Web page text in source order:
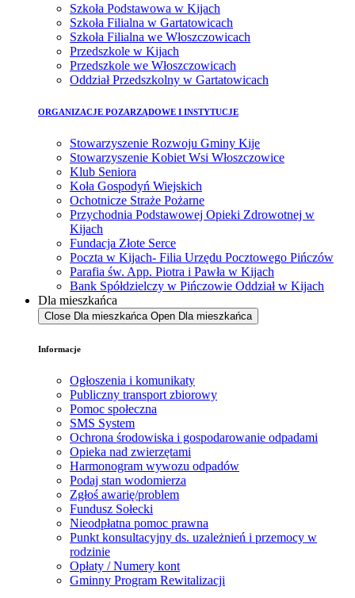
Szkoła Podstawowa w Kijach
Szkoła Filialna w Gartatowicach
Szkoła Filialna we Włoszczowicach
Przedszkole w Kijach
Przedszkole we Włoszczowicach
Oddział Przedszkolny w Gartatowicach
ORGANIZACJE POZARZĄDOWE I INSTYTUCJE
Stowarzyszenie Rozwoju Gminy Kije
Stowarzyszenie Kobiet Wsi Włoszczowice
Klub Seniora
Koła Gospodyń Wiejskich
Ochotnicze Straże Pożarne
Przychodnia Podstawowej Opieki Zdrowotnej w
Kijach
Fundacja Złote Serce
Poczta w Kijach- Filia Urzędu Pocztowego Pińczów
Parafia św. App. Piotra i Pawła w Kijach
Bank Spółdzielczy w Pińczowie Oddział w Kijach
Dla mieszkańca
Close Dla mieszkańca Open Dla mieszkańca
Informacje
Ogłoszenia i komunikaty
Publiczny transport zbiorowy
Pomoc społeczna
SMS System
Ochrona środowiska i gospodarowanie odpadami
Opieka nad zwierzętami
Harmonogram wywozu odpadów
Podaj stan wodomierza
Zgłoś awarię/problem
Fundusz Sołecki
Nieodpłatna pomoc prawna
Punkt konsultacyjny ds. uzależnień i przemocy w
rodzinie
Opłaty / Numery kont
Gminny Program Rewitalizacji